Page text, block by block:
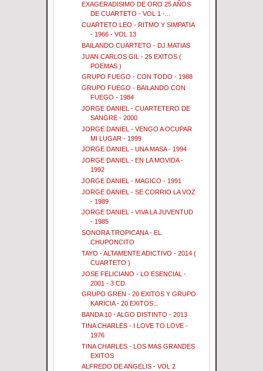
EXAGERADISIMO DE ORO 25 AÑOS
DE CUARTETO - VOL 1 -...
CUARTETO LEO - RITMO Y SIMPATIA
- 1966 - VOL 13
BAILANDO CUARTETO - DJ.MATIAS
JUAN CARLOS GIL - 25 EXITOS (
POEMAS )
GRUPO FUEGO - CON TODO - 1988
GRUPO FUEGO - BAILANDO CON
FUEGO - 1984
JORGE DANIEL - CUARTETERO DE
SANGRE - 2000
JORGE DANIEL - VENGO A OCUPAR
MI LUGAR - 1999
JORGE DANIEL - UNA MASA - 1994
JORGE DANIEL - EN LA MOVIDA -
1992
JORGE DANIEL - MAGICO - 1991
JORGE DANIEL - SE CORRIO LA VOZ
- 1989
JORGE DANIEL - VIVA LA JUVENTUD
- 1985
SONORA TROPICANA - EL
CHUPONCITO
TAYO - ALTAMENTE ADICTIVO - 2014 (
CUARTETO )
JOSE FELICIANO - LO ESENCIAL -
2001 - 3 CD
GRUPO GREN - 20 EXITOS Y GRUPO
KARICIA - 20 EXITOS...
BANDA 10 - ALGO DISTINTO - 2013
TINA CHARLES - I LOVE TO LOVE -
1976
TINA CHARLES - LOS MAS GRANDES
EXITOS
ALFREDO DE ANGELIS - VOL 2